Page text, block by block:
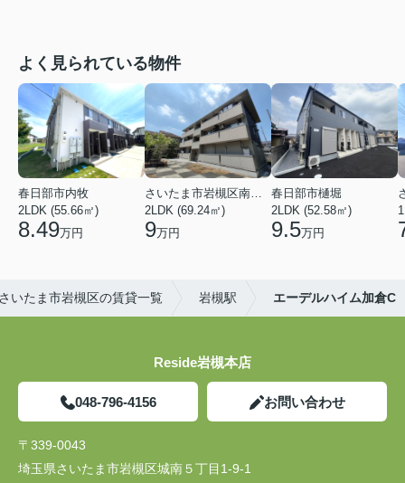
よく見られている物件
春日部市内牧
2LDK (55.66㎡)
8.49万円
2LDK (69.24㎡)
9万円
春日部市樋堀
2LDK (52.58㎡)
9.5万円
いたま市岩槻区の賃貸一覧 岩槻駅 エーデルハイム加倉C
Reside岩槻本店
048-796-4156 お問い合わせ
〒339-0043
埼玉県さいたま市岩槻区城南５丁目1-9-1